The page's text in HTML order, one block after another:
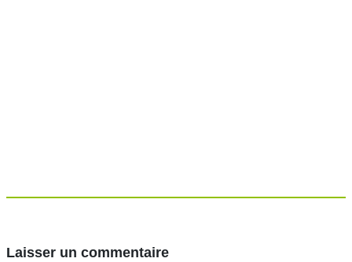
Laisser un commentaire